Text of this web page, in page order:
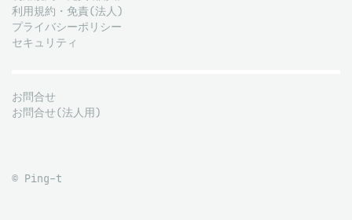
利用規約・免責(法人)
プライバシーポリシー
セキュリティ
お問合せ
お問合せ(法人用)
© Ping-t